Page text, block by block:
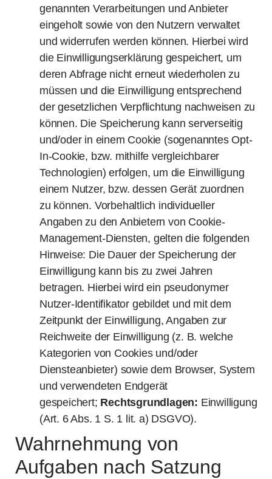
genannten Verarbeitungen und Anbieter
eingeholt sowie von den Nutzern verwaltet
und widerrufen werden können. Hierbei wird
die Einwilligungserklärung gespeichert, um
deren Abfrage nicht erneut wiederholen zu
müssen und die Einwilligung entsprechend
der gesetzlichen Verpflichtung nachweisen zu
können. Die Speicherung kann serverseitig
und/oder in einem Cookie (sogenanntes Opt-
In-Cookie, bzw. mithilfe vergleichbarer
Technologien) erfolgen, um die Einwilligung
einem Nutzer, bzw. dessen Gerät zuordnen
zu können. Vorbehaltlich individueller
Angaben zu den Anbietern von Cookie-
Management-Diensten, gelten die folgenden
Hinweise: Die Dauer der Speicherung der
Einwilligung kann bis zu zwei Jahren
betragen. Hierbei wird ein pseudonymer
Nutzer-Identifikator gebildet und mit dem
Zeitpunkt der Einwilligung, Angaben zur
Reichweite der Einwilligung (z. B. welche
Kategorien von Cookies und/oder
Diensteanbieter) sowie dem Browser, System
und verwendeten Endgerät
gespeichert; Rechtsgrundlagen: Einwilligung
(Art. 6 Abs. 1 S. 1 lit. a) DSGVO).
Wahrnehmung von
Aufgaben nach Satzung